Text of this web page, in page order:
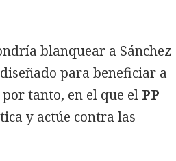
blanquear a Sánchez
para beneficiar a
tanto, en el que el PP
y actúe contra las